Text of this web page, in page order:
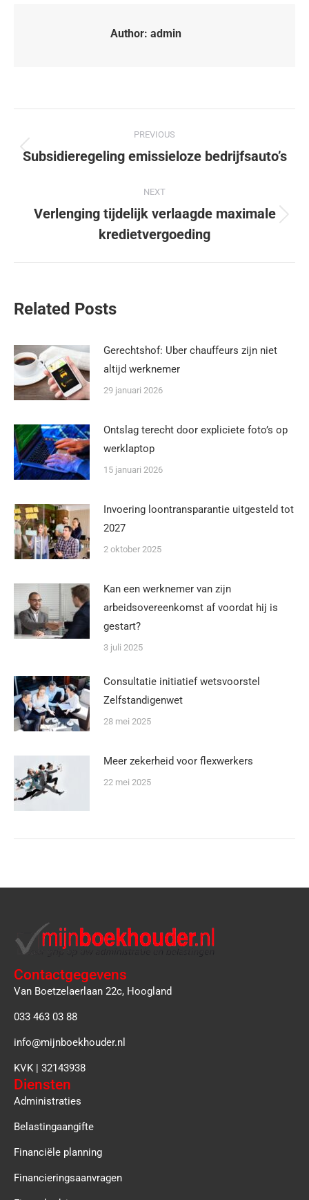
Author: admin
PREVIOUS
Subsidieregeling emissieloze bedrijfsauto’s
NEXT
Verlenging tijdelijk verlaagde maximale
kredietvergoeding
Related Posts
Gerechtshof: Uber chauffeurs zijn niet
altijd werknemer
29 januari 2026
Ontslag terecht door expliciete foto’s op
werklaptop
15 januari 2026
Invoering loontransparantie uitgesteld tot
2027
2 oktober 2025
Kan een werknemer van zijn
arbeidsovereenkomst af voordat hij is
gestart?
3 juli 2025
Consultatie initiatief wetsvoorstel
Zelfstandigenwet
28 mei 2025
Meer zekerheid voor flexwerkers
22 mei 2025
Contactgegevens
Van Boetzelaerlaan 22c, Hoogland
033 463 03 88
info@mijnboekhouder.nl
KVK | 32143938
Diensten
Administraties
Belastingaangifte
Financiële planning
Financieringsaanvragen